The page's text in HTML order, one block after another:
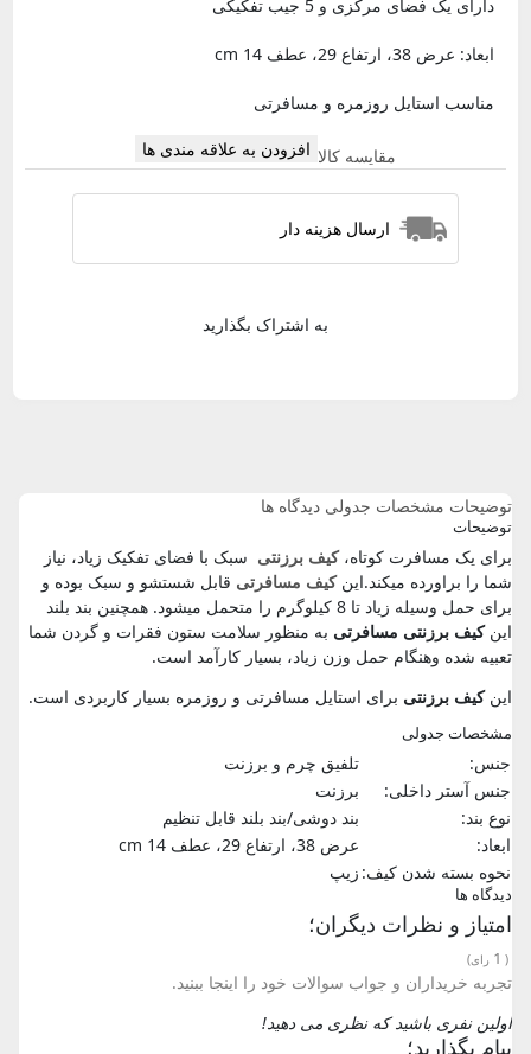
دارای یک فضای مرکزی و 5 جیب تفکیکی
ابعاد: عرض 38، ارتفاع 29، عطف 14 cm
مناسب استایل روزمره و مسافرتی
مقایسه کالا افزودن به علاقه مندی ها
ارسال هزینه دار
به اشتراک بگذارید
توضیحات مشخصات جدولی دیدگاه ها
توضیحات
برای یک مسافرت کوتاه،کیف برزنتی سبک با فضای تفکیک زیاد، نیاز
شما را براورده میکند.اینکیف مسافرتی قابل شستشو و سبک بوده و
برای حمل وسیله زیاد تا 8 کیلوگرم را متحمل میشود. همچنین بند بلند
اینکیف برزنتی مسافرتی به منظور سلامت ستون فقرات و گردن شما
تعبیه شده وهنگام حمل وزن زیاد، بسیار کارآمد است.
اینکیف برزنتی برای استایل مسافرتی و روزمره بسیار کاربردی است.
مشخصات جدولی
جنس:
تلفیق چرم و برزنت
جنس آستر داخلی:
برزنت
نوع بند:
بند دوشی/بند بلند قابل تنظیم
ابعاد:
عرض 38، ارتفاع 29، عطف 14 cm
نحوه بسته شدن کیف: زیپ
دیدگاه ها
امتیاز و نظرات دیگران؛
(
1 رای)
تجربه خریداران و جواب سوالات خود را اینجا ببنید.
اولین نفری باشید که نظری می دهید!
پیام بگذارید؛